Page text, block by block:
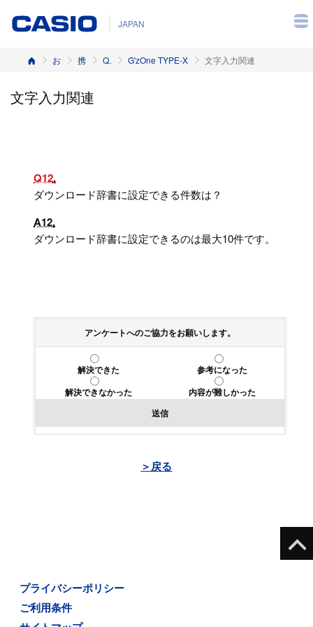
JAPAN
ホーム お客様サポート 携帯電話 Q&A（よくある質問と答え） G'zOne TYPE-X 文字入力関連
文字入力関連
Q12
ダウンロード辞書に設定できる件数は？
A12
ダウンロード辞書に設定できるのは最大10件です。
アンケートへのご協力をお願いします。
解決できた
参考になった
解決できなかった
内容が難しかった
送信
＞戻る
プライバシーポリシー
ご利用条件